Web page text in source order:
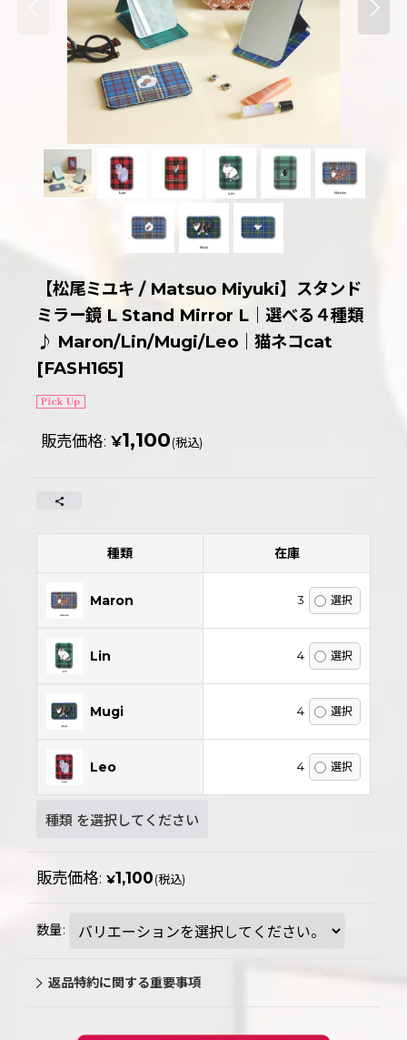
【松尾ミユキ / Matsuo Miyuki】スタンド
ミラー鏡 L Stand Mirror L｜選べる４種類
♪ Maron/Lin/Mugi/Leo｜猫ネコcat
[FASH165]
販売価格: ¥1,100(税込)
種類 在庫
Maron 3
Lin 4
Mugi 4
Leo 4
種類 を選択してください
販売価格: ¥1,100(税込)
数量:
返品特約に関する重要事項